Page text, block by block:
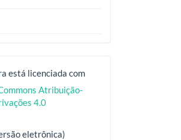
está licenciada com
Atribuição-
4.0
eletrônica)